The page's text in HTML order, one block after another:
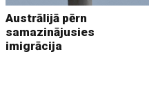
Austrālijā pērn
samazinājusies
imigrācija